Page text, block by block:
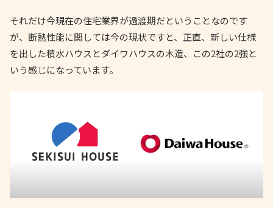
それだけ今現在の住宅業界が過渡期だということなのです
が、断熱性能に関しては今の現状ですと、正直、新しい仕様
を出した積水ハウスとダイワハウスの木造、この2社の2強と
いう感じになっています。